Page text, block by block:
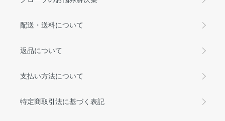
配送・送料について
返品について
支払い方法について
特定商取引法に基づく表記